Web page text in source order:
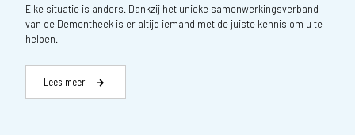
Elke situatie is anders. Dankzij het unieke samenwerkingsverband
van de Dementheek is er altijd iemand met de juiste kennis om u te
helpen.
Lees meer